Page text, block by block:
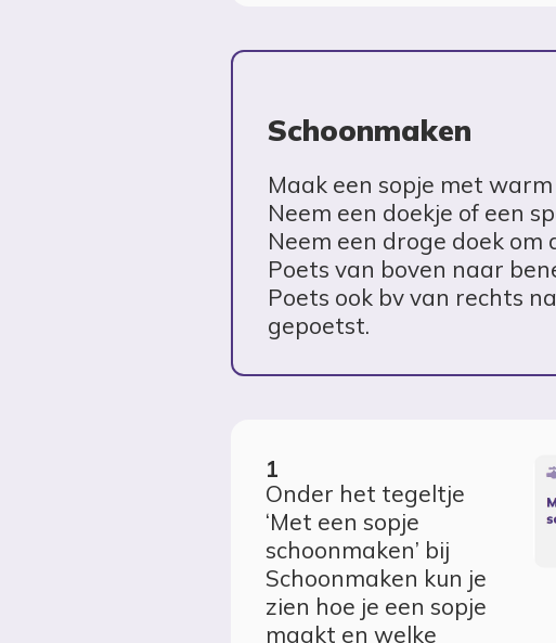
Schoonmaken
Maak een sopje met
Neem een doekje of een
Neem een droge doek om
Poets van boven naar
Poets ook bv van rechts
gepoetst.
Onder het tegeltje
‘Met een sopje
schoonmaken’ bij
Schoonmaken kun je
zien hoe je een sopje
maakt en welke